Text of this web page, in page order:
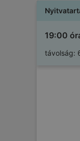
19:00
távolság: